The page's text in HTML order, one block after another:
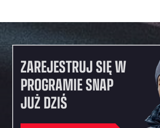
ZAREJESTRUJ SIĘ W
PROGRAMIE SNAP
JUŻ DZIŚ